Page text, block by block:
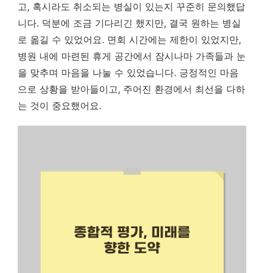
고, 혹시라도 취소되는 병실이 있는지 꾸준히 문의했답
니다. 덕분에 조금 기다리긴 했지만, 결국 원하는 병실
로 옮길 수 있었어요. 면회 시간에는 제한이 있었지만,
병원 내에 마련된 휴게 공간에서 잠시나마 가족들과 눈
을 맞추며 마음을 나눌 수 있었습니다. 긍정적인 마음
으로 상황을 받아들이고, 주어진 환경에서 최선을 다하
는 것이 중요했어요.